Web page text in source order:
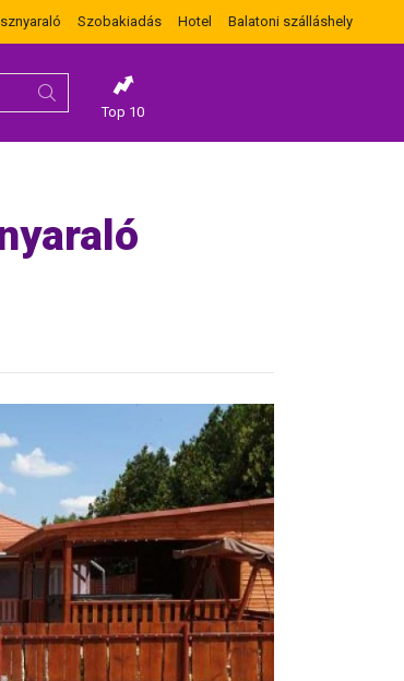
Szobakiadás Hotel Balatoni szálláshely
Top 10